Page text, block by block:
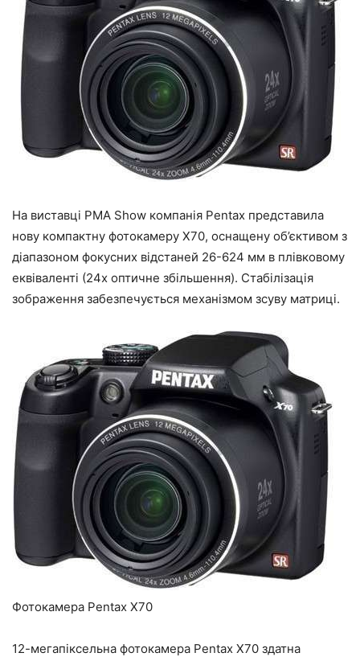
На виставці PMA Show компанія Pentax представила
нову компактну фотокамеру X70, оснащену об’єктивом з
діапазоном фокусних відстаней 26-624 мм в плівковому
еквіваленті (24х оптичне збільшення). Стабілізація
зображення забезпечується механізмом зсуву матриці.
Фотокамера Pentax X70
12-мегапіксельна фотокамера Pentax X70 здатна